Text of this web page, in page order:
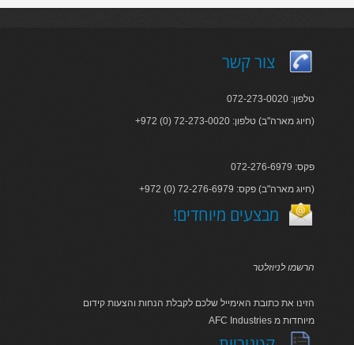
צור קשר
טלפון: 072-273-0020
+972 (0) 72-273-0020 :חיוג מארה"ב) טלפון)
פקס: 072-276-6979
+972 (0) 72-276-6979 :חיוג מארה"ב) פקס)
!מבצעים מיוחדים
הרשמו לניוזלטר
הזינו את כתובת האימייל שלכם לקבלת הנחות והצעות קידום
AFC Industries מיוחדות מ